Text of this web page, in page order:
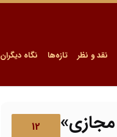
نقد و نظر تازه‌ها نگاه دیگران
12 مجازی»